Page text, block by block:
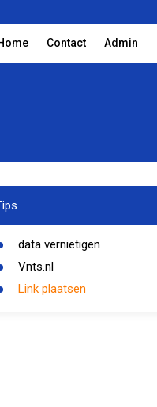
Contact Admin
data vernietigen
Vnts.nl
Link plaatsen